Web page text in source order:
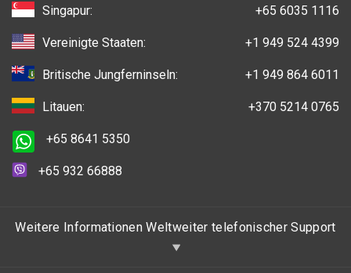
Singapur: +65 6035 1116
Vereinigte Staaten: +1 949 524 4399
Britische Jungferninseln: +1 949 864 6011
Litauen: +370 5214 0765
+65 8641 5350
+65 932 66888
Weitere Informationen Weltweiter telefonischer Support